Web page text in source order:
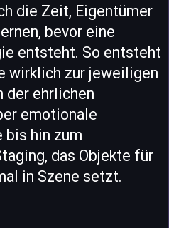
die Zeit, Eigentümer
bevor eine
entsteht. So entsteht
wirklich zur jeweiligen
der ehrlichen
emotionale
hin zum
das Objekte für
in Szene setzt.